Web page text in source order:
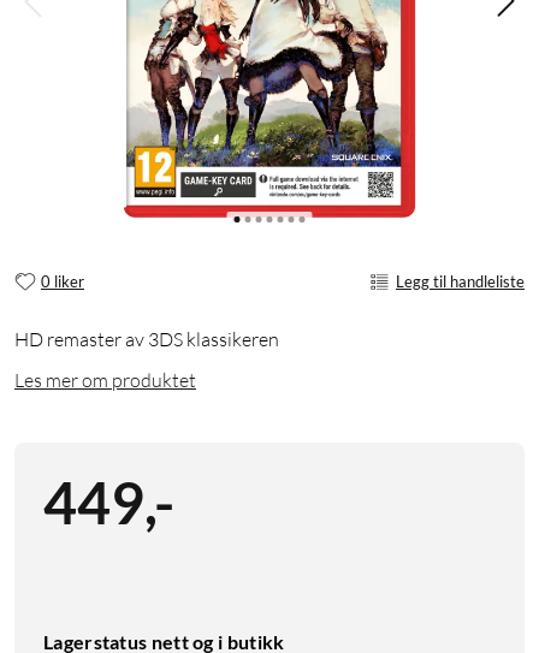
0 liker Legg til handleliste
HD remaster av 3DS klassikeren
Les mer om produktet
449,-
Lagerstatus nett og i butikk